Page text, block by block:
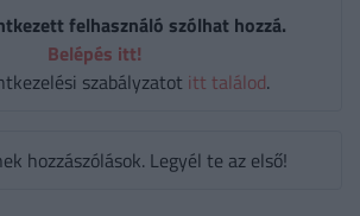
felhasználó szólhat hozzá.
Belépés itt!
szabályzatot itt találod.
hozzászólások. Legyél te az első!